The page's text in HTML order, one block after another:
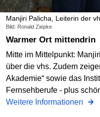
Manjiri Palicha, Leiterin der
Bild: Ronald Ziepke
Warmer Ort mittendrin
Mitte im Mittelpunkt:
über die vhs. Zudem
Akademie“ sowie das
Fernsehberufe - plus
Weitere Informationen